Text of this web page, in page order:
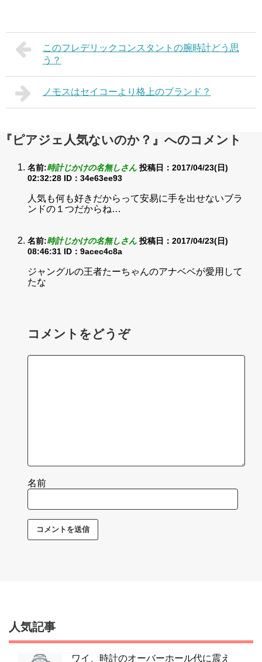
このフレデリックコンスタントの腕時計どう思
う？
ノモスはセイコーより格上のブランド？
『ピアジェ人気ないのか？』へのコメント
名前:時計じかけの名無しさん 投稿日：2017/04/23(日)
02:32:28 ID：34e63ee93
人気も何も好きだからって安易に手を出せないブラ
ンドの１つだからね…
名前:時計じかけの名無しさん 投稿日：2017/04/23(日)
08:46:31 ID：9acec4c8a
ジャングルの王者たーちゃんのアナベベが愛用して
たな
コメントをどうぞ
名前
人気記事
ワイ、時計のオーバーホール代に震え